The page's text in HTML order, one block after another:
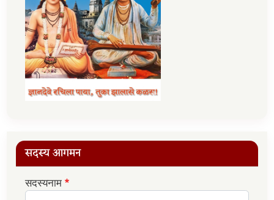
सदस्य आगमन
सदस्यनाम